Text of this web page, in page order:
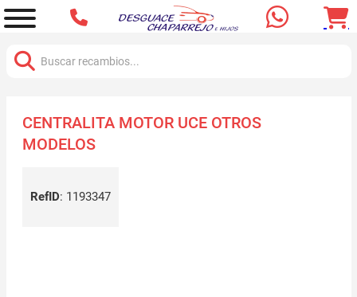
CENTRALITA MOTOR UCE OTROS
MODELOS
RefID: 1193347